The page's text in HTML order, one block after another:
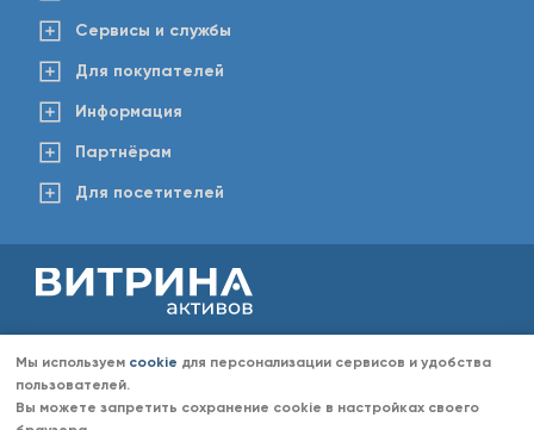
Сервисы и службы
Для покупателей
Информация
Партнёрам
Для посетителей
является публичной офертой, определяемой положениями Статьи 437 Гражданского кодекса РФ.
Любое копирование информации с сайта разрешено только с согласия администрации «Витрина
информации (объявлений) без объяснений причин отказа.
Мы используем cookie для персонализации сервисов и удобства
пользователей.
Вы можете запретить сохранение cookie в настройках своего